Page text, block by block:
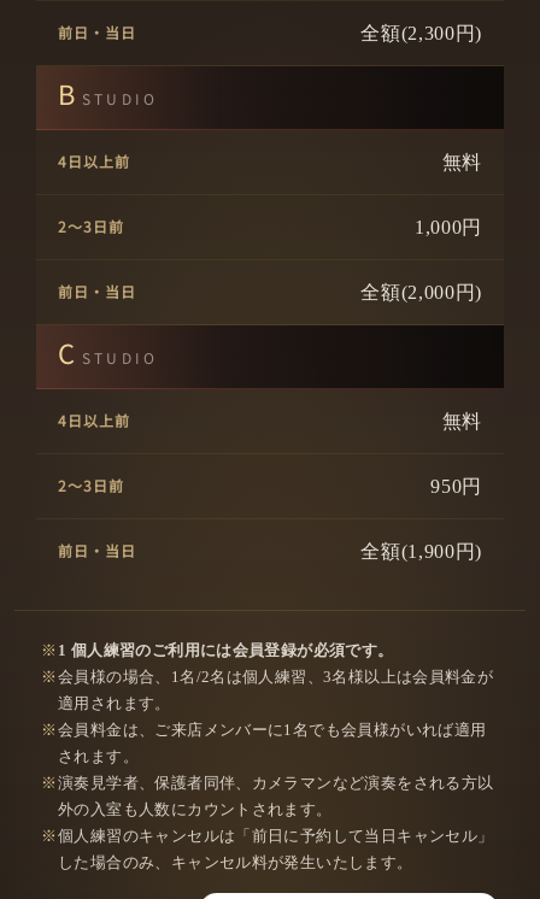
全額(2,300円)
B STUDIO
無料
1,000円
全額(2,000円)
C STUDIO
無料
950円
全額(1,900円)
1 個人練習のご利用には会員登録が必須です。
会員様の場合、1名/2名は個人練習、3名様以上は会員料金が
適用されます。
会員料金は、ご来店メンバーに1名でも会員様がいれば適用
されます。
演奏見学者、保護者同伴、カメラマンなど演奏をされる方以
外の入室も人数にカウントされます。
個人練習のキャンセルは「前日に予約して当日キャンセル」
した場合のみ、キャンセル料が発生いたします。